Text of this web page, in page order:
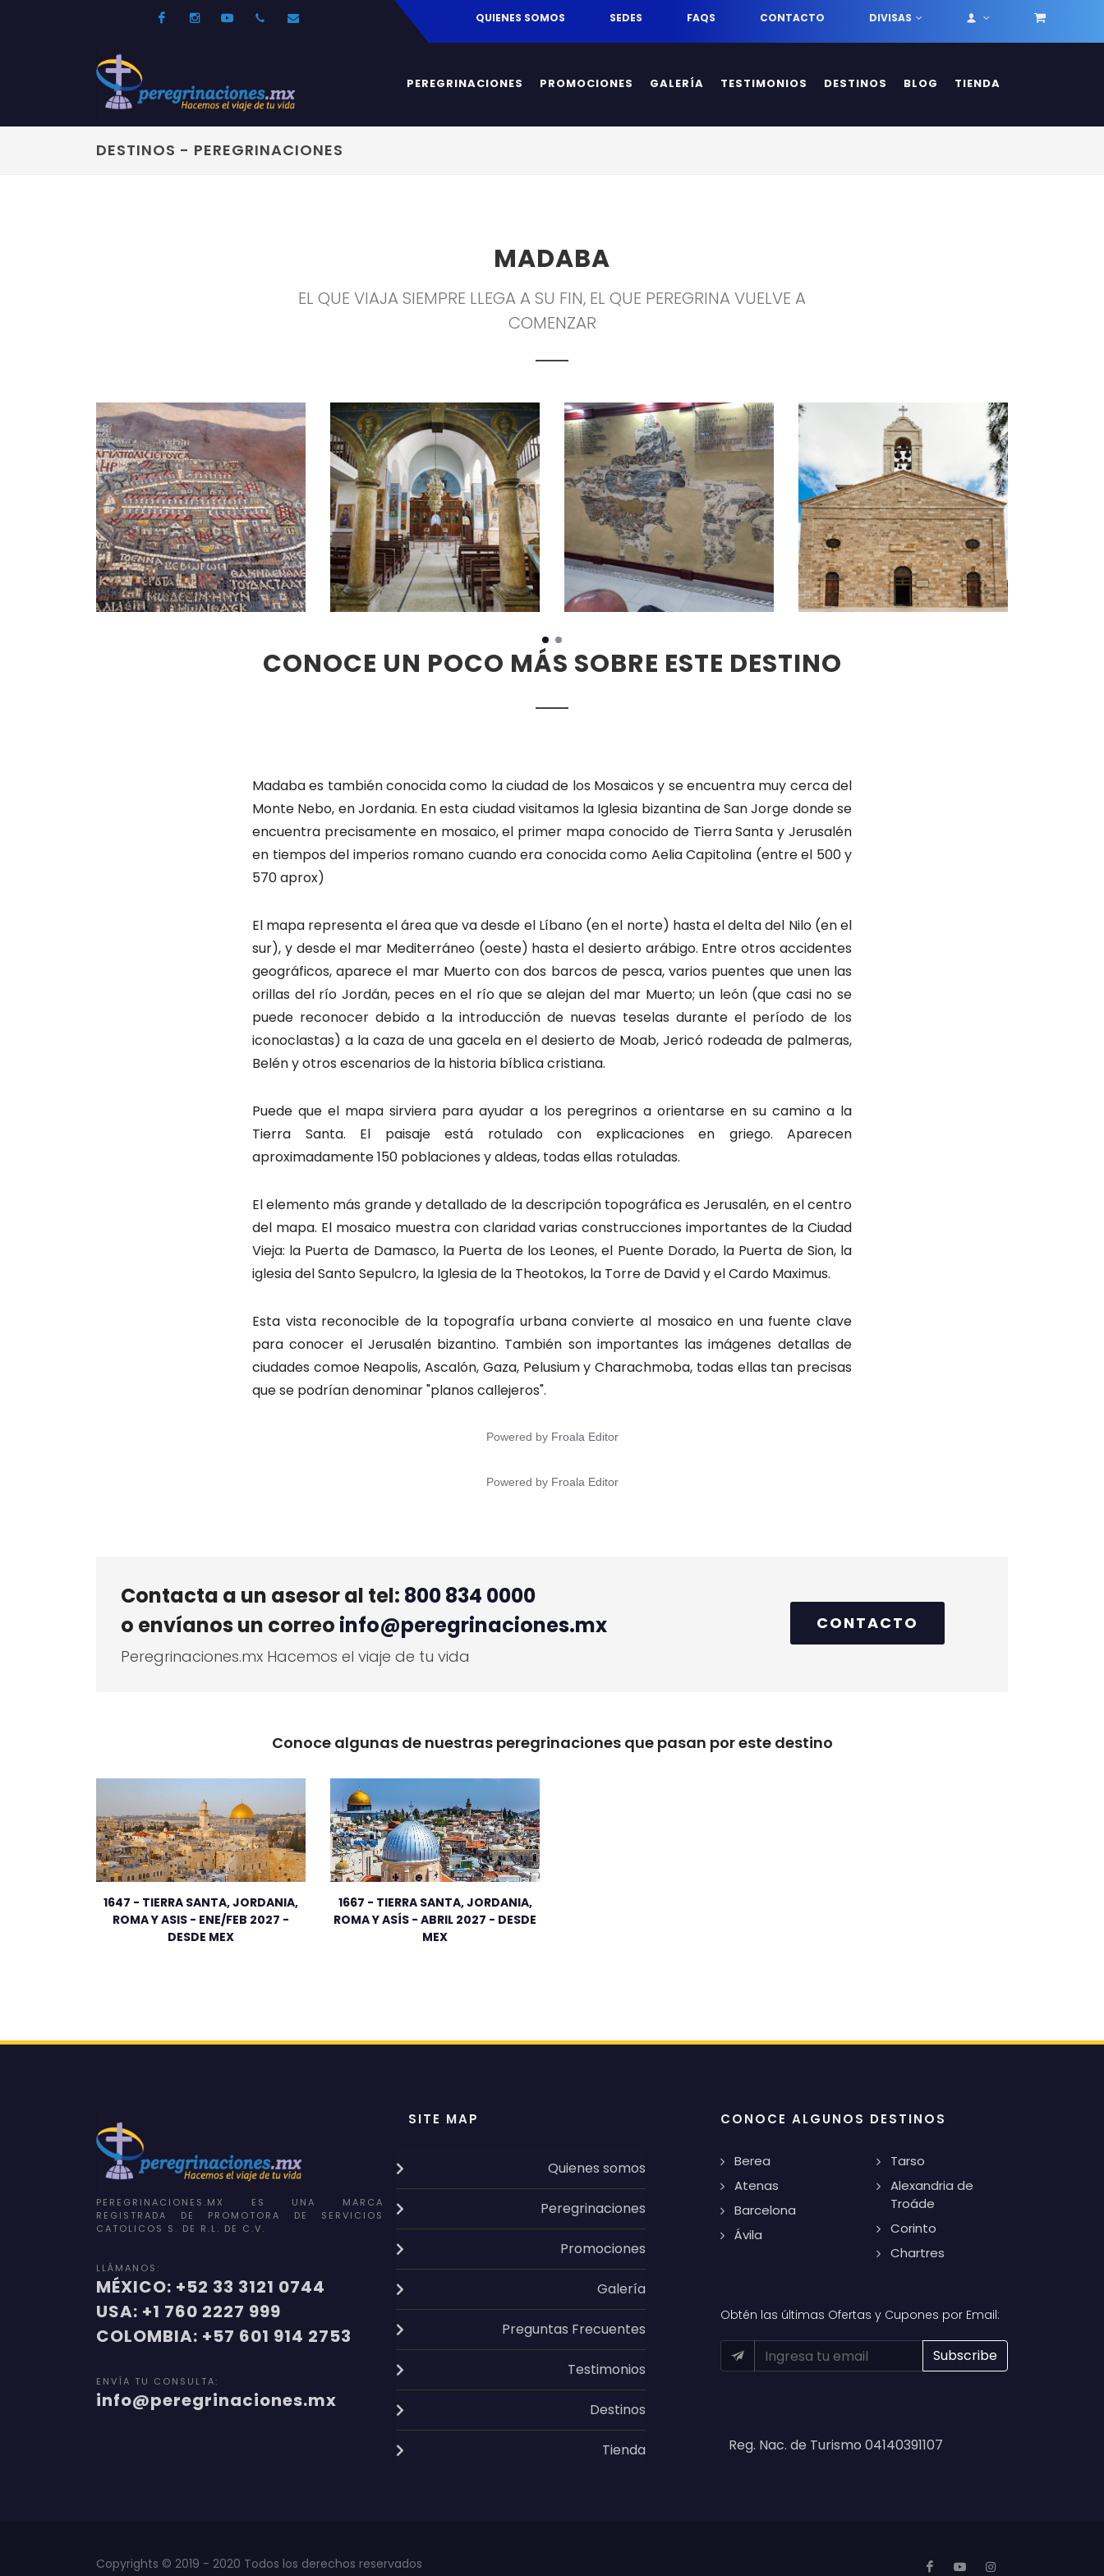
FacebookInstagramYoutube52 33 31210744info@peregrinaciones.mx QUIENES SOMOS SEDES FAQS CONTACTO DIVISAS
PEREGRINACIONES PROMOCIONES GALERÍA TESTIMONIOS DESTINOS BLOG TIENDA
DESTINOS - PEREGRINACIONES
MADABA
EL QUE VIAJA SIEMPRE LLEGA A SU FIN, EL QUE PEREGRINA VUELVE A
COMENZAR
CONOCE UN POCO MÁS SOBRE ESTE DESTINO
Madaba es también conocida como la ciudad de los Mosaicos y se encuentra muy cerca del
Monte Nebo, en Jordania. En esta ciudad visitamos la Iglesia bizantina de San Jorge donde se
encuentra precisamente en mosaico, el primer mapa conocido de Tierra Santa y Jerusalén
en tiempos del imperios romano cuando era conocida como Aelia Capitolina (entre el 500 y
570 aprox)
El mapa representa el área que va desde el Líbano (en el norte) hasta el delta del Nilo (en el
sur), y desde el mar Mediterráneo (oeste) hasta el desierto arábigo. Entre otros accidentes
geográficos, aparece el mar Muerto con dos barcos de pesca, varios puentes que unen las
orillas del río Jordán, peces en el río que se alejan del mar Muerto; un león (que casi no se
puede reconocer debido a la introducción de nuevas teselas durante el período de los
iconoclastas) a la caza de una gacela en el desierto de Moab, Jericó rodeada de palmeras,
Belén y otros escenarios de la historia bíblica cristiana.
Puede que el mapa sirviera para ayudar a los peregrinos a orientarse en su camino a la
Tierra Santa. El paisaje está rotulado con explicaciones en griego. Aparecen
aproximadamente 150 poblaciones y aldeas, todas ellas rotuladas.
El elemento más grande y detallado de la descripción topográfica es Jerusalén, en el centro
del mapa. El mosaico muestra con claridad varias construcciones importantes de la Ciudad
Vieja: la Puerta de Damasco, la Puerta de los Leones, el Puente Dorado, la Puerta de Sion, la
iglesia del Santo Sepulcro, la Iglesia de la Theotokos, la Torre de David y el Cardo Maximus.
Esta vista reconocible de la topografía urbana convierte al mosaico en una fuente clave
para conocer el Jerusalén bizantino. También son importantes las imágenes detallas de
ciudades comoe Neapolis, Ascalón, Gaza, Pelusium y Charachmoba, todas ellas tan precisas
que se podrían denominar "planos callejeros".
Powered by Froala Editor
Powered by Froala Editor
Contacta a un asesor al tel: 800 834 0000
o envíanos un correo info@peregrinaciones.mx
Peregrinaciones.mx Hacemos el viaje de tu vida
CONTACTO
Conoce algunas de nuestras peregrinaciones que pasan por este destino
1647 - TIERRA SANTA, JORDANIA,
ROMA Y ASIS - ENE/FEB 2027 -
DESDE MEX
1667 - TIERRA SANTA, JORDANIA,
ROMA Y ASÍS - ABRIL 2027 - DESDE
MEX
PEREGRINACIONES.MX ES UNA MARCA
REGISTRADA DE PROMOTORA DE SERVICIOS
CATOLICOS S. DE R.L. DE C.V.
LLÁMANOS:
MÉXICO: +52 33 3121 0744
USA: +1 760 2227 999
COLOMBIA: +57 601 914 2753
ENVÍA TU CONSULTA:
info@peregrinaciones.mx
SITE MAP
Quienes somos
Peregrinaciones
Promociones
Galería
Preguntas Frecuentes
Testimonios
Destinos
Tienda
CONOCE ALGUNOS DESTINOS
Berea
Atenas
Barcelona
Ávila
Tarso
Alexandria de
Troáde
Corinto
Chartres
Obtén las últimas Ofertas y Cupones por Email:
Reg. Nac. de Turismo 04140391107
Copyrights © 2019 - 2020 Todos los derechos reservados